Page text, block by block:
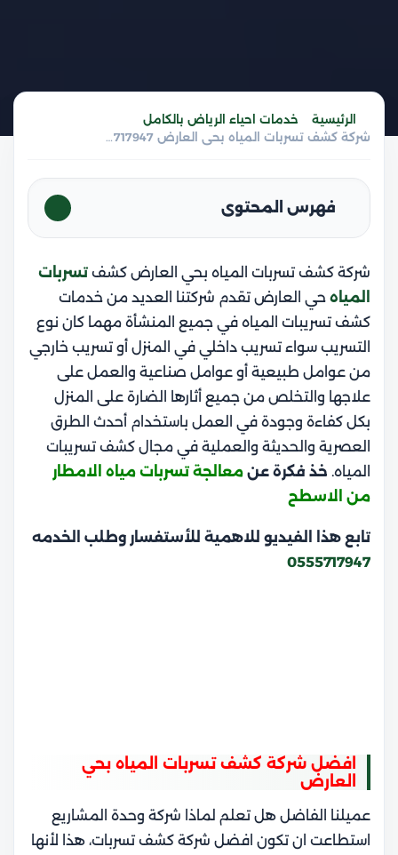
الرئيسية
خدمات احياء الرياض بالكامل
شركة كشف تسربات المياه بحي العارض 0555717947
فهرس المحتوى
شركة كشف تسربات المياه بحي العارض كشف تسربات
المياه حي العارض تقدم شركتنا العديد من خدمات
كشف تسريبات المياه في جميع المنشأة مهما كان نوع
التسريب سواء تسريب داخلي في المنزل أو تسريب خارجي
من عوامل طبيعية أو عوامل صناعية والعمل على
علاجها والتخلص من جميع أثارها الضارة على المنزل
بكل كفاءة وجودة في العمل باستخدام أحدث الطرق
العصرية والحديثة والعملية في مجال كشف تسريبات
المياه. خذ فكرة عن معالجة تسربات مياه الامطار
من الاسطح
تابع هذا الفيديو للاهمية للأستفسار وطلب الخدمه
0555717947
افضل شركة كشف تسربات المياه بحي
العارض
عميلنا الفاضل هل تعلم لماذا شركة وحدة المشاريع
استطاعت ان تكون افضل شركة كشف تسربات، هذا لأنها